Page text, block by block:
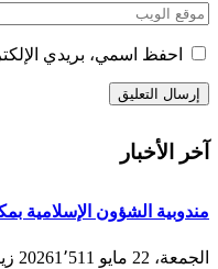
احفظ اسمي، بريدي
آخر الأخبار
مندوبية الشؤون الإسلامية بمكناس تحدد موعد
الجمعة، 22 مايو 2026 1٬511